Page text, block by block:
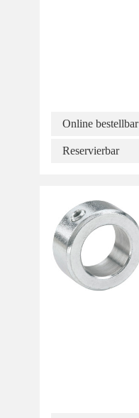
Online bestellbar
Reservierbar